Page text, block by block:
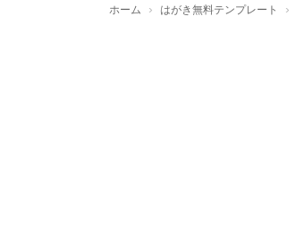
ホーム › はがき無料テンプレート ›